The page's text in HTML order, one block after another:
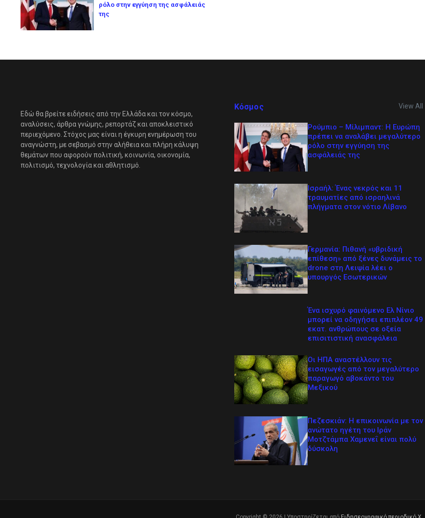
ρόλο στην εγγύηση της ασφάλειάς
της
Εδώ θα βρείτε ειδήσεις από την Ελλάδα και τον κόσμο,
αναλύσεις, άρθρα γνώμης, ρεπορτάζ και αποκλειστικό
περιεχόμενο. Στόχος μας είναι η έγκυρη ενημέρωση του
αναγνώστη, με σεβασμό στην αλήθεια και πλήρη κάλυψη
θεμάτων που αφορούν πολιτική, κοινωνία, οικονομία,
πολιτισμό, τεχνολογία και αθλητισμό.
Κόσμος View All
Ρούμπιο – Μίλιμπαντ: Η Ευρώπη
πρέπει να αναλάβει μεγαλύτερο
ρόλο στην εγγύηση της
ασφάλειάς της
Ισραήλ: Ένας νεκρός και 11
τραυματίες από ισραηλινά
πλήγματα στον νότιο Λίβανο
Γερμανία: Πιθανή «υβριδική
επίθεση» από ξένες δυνάμεις το
drone στη Λειψία λέει ο
υπουργός Εσωτερικών
Ένα ισχυρό φαινόμενο Ελ Νίνιο
μπορεί να οδηγήσει επιπλέον 49
εκατ. ανθρώπους σε οξεία
επισιτιστική ανασφάλεια
Οι ΗΠΑ αναστέλλουν τις
εισαγωγές από τον μεγαλύτερο
παραγωγό αβοκάντο του
Μεξικού
Πεζεσκιάν: Η επικοινωνία με τον
ανώτατο ηγέτη του Ιράν
Μοτζτάμπα Χαμενεΐ είναι πολύ
δύσκολη